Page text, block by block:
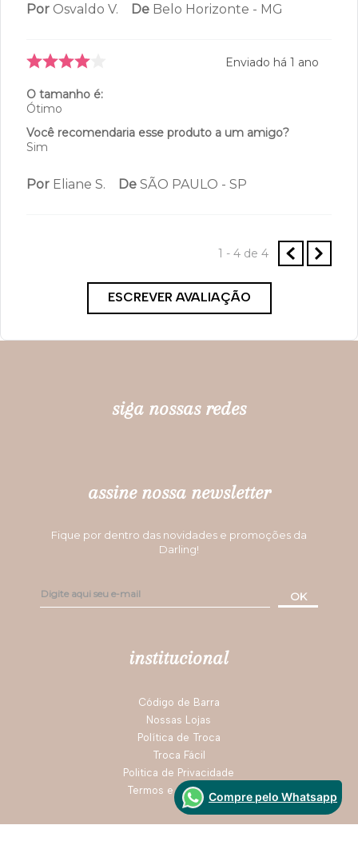
Por Osvaldo V. De Belo Horizonte - MG
Enviado há 1 ano
O tamanho é:
Ótimo
Você recomendaria esse produto a um amigo?
Sim
Por Eliane S. De SÃO PAULO - SP
1 - 4 de 4
ESCREVER AVALIAÇÃO
siga nossas redes
assine nossa newsletter
Fique por dentro das novidades e promoções da
Darling!
OK
institucional
Código de Barra
Nossas Lojas
Política de Troca
Troca Fácil
Politica de Privacidade
Termos e CondiçõesCompre pelo Whatsapp